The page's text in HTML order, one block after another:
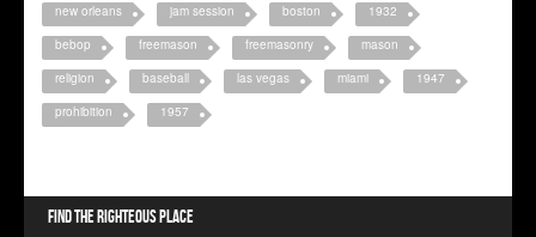
new orleans
jam session boston
1932
bebop
freemason freemasonry
mason
religion
baseball las vegas miami
1947
prohibition
1957
Find the righteous place